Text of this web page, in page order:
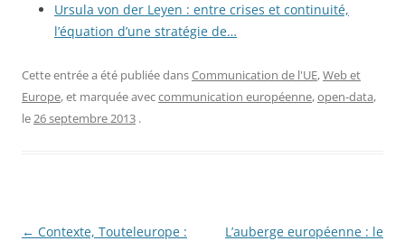
Ursula von der Leyen : entre crises et continuité,
l’équation d’une stratégie de…
Cette entrée a été publiée dansCommunication de l'UE,Web et
Europe, et marquée aveccommunication européenne,open-data,
le26 septembre 2013 .
Navigation
← Contexte, Touteleurope :
L’auberge européenne : le